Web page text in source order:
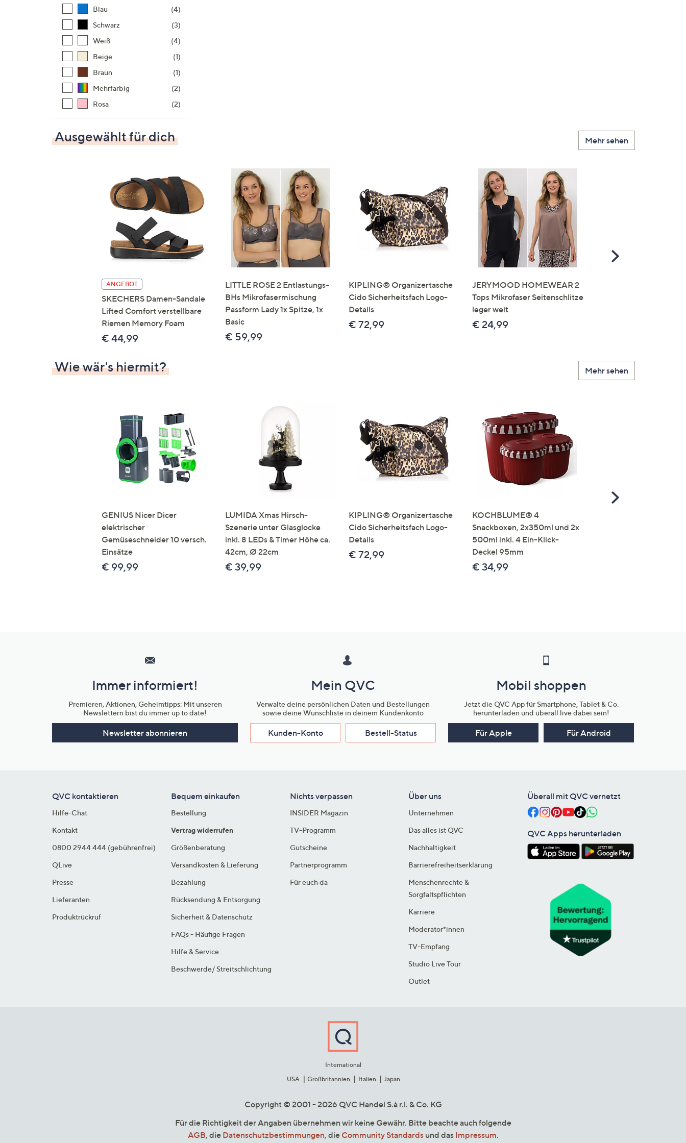
Blau
(4)
Schwarz
(3)
Weiß
(4)
Beige
(1)
Braun
(1)
Mehrfarbig
(2)
Rosa
(2)
Ausgewählt für dich Mehr sehen
ANGEBOT
SKECHERS Damen-Sandale
Lifted Comfort verstellbare
Riemen Memory Foam
€ 44,99
LITTLE ROSE 2 Entlastungs-
BHs Mikrofasermischung
Passform Lady 1x Spitze, 1x
Basic
€ 59,99
KIPLING® Organizertasche
Cido Sicherheitsfach Logo-
Details
€ 72,99
JERYMOOD HOMEWEAR 2
Tops Mikrofaser Seitenschlitze
leger weit
€ 24,99
Scroll
Wie wär's hiermit? Mehr sehen
GENIUS Nicer Dicer
elektrischer
Gemüseschneider 10 versch.
Einsätze
€ 99,99
LUMIDA Xmas Hirsch-
Szenerie unter Glasglocke
inkl. 8 LEDs & Timer Höhe ca.
42cm, Ø 22cm
€ 39,99
KIPLING® Organizertasche
Cido Sicherheitsfach Logo-
Details
€ 72,99
KOCHBLUME® 4
Snackboxen, 2x350ml und 2x
500ml inkl. 4 Ein-Klick-
Deckel 95mm
€ 34,99
Scroll
Unternehmensinformationen
Immer informiert!
Premieren, Aktionen, Geheimtipps: Mit unseren
Newslettern bist du immer up to date!
Newsletter abonnieren
Mein QVC
Verwalte deine persönlichen Daten und Bestellungen
sowie deine Wunschliste in deinem Kundenkonto
Kunden-Konto Bestell-Status
Mobil shoppen
Jetzt die QVC App für Smartphone, Tablet & Co.
herunterladen und überall live dabei sein!
Für Apple Für Android
QVC kontaktieren
Hilfe-Chat
Kontakt
0800 2944 444 (gebührenfrei)
QLive
Presse
Lieferanten
Produktrückruf
Bequem einkaufen
Bestellung
Vertrag widerrufen
Größenberatung
Versandkosten & Lieferung
Bezahlung
Rücksendung & Entsorgung
Sicherheit & Datenschutz
FAQs - Häufige Fragen
Hilfe & Service
Beschwerde/ Streitschlichtung
Nichts verpassen
INSIDER Magazin
TV-Programm
Gutscheine
Partnerprogramm
Für euch da
Über uns
Unternehmen
Das alles ist QVC
Nachhaltigkeit
Barrierefreiheitserklärung
Menschenrechte &
Sorgfaltspflichten
Karriere
Moderator*innen
TV-Empfang
Studio Live Tour
Outlet
Überall mit QVC vernetzt
QVC Apps herunterladen
International
USA
Großbritannien Italien Japan
Copyright © 2001 - 2026 QVC Handel S.à r.l. & Co. KG
Für die Richtigkeit der Angaben übernehmen wir keine Gewähr. Bitte beachte auch folgende
AGB, die Datenschutzbestimmungen, die Community Standardsund das Impressum.